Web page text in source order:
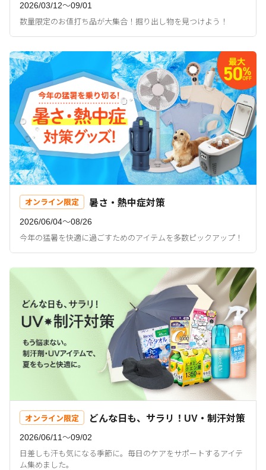
2026/03/12〜09/01
数量限定のお値打ち品が大集合！掘り出し物を見つけよう！
オンライン限定 暑さ・熱中症対策
2026/06/04〜08/26
今年の猛暑を快適に過ごすためのアイテムを多数ピックアップ！
オンライン限定 どんな日も、サラリ！UV・制汗対策
2026/06/11〜09/02
日差しも汗も気になる季節に。毎日のケアをサポートするアイテ
ム集めました。